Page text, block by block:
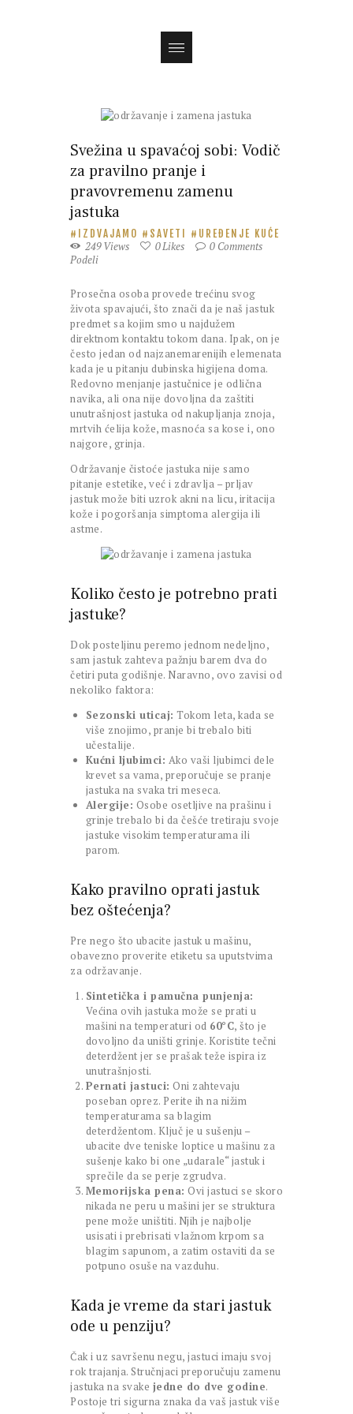
Svežina u spavaćoj sobi: Vodič
za pravilno pranje i
pravovremenu zamenu
jastuka
IZDVAJAMO SAVETI UREĐENJE KUĆE
249Views 0Likes 0 Comments
Podeli
Prosečna osoba provede trećinu svog
života spavajući, što znači da je naš jastuk
predmet sa kojim smo u najdužem
direktnom kontaktu tokom dana. Ipak, on je
često jedan od najzanemarenijih elemenata
kada je u pitanju dubinska higijena doma.
Redovno menjanje jastučnice je odlična
navika, ali ona nije dovoljna da zaštiti
unutrašnjost jastuka od nakupljanja znoja,
mrtvih ćelija kože, masnoća sa kose i, ono
najgore, grinja.
Održavanje čistoće jastuka nije samo
pitanje estetike, već i zdravlja – prljav
jastuk može biti uzrok akni na licu, iritacija
kože i pogoršanja simptoma alergija ili
astme.
Koliko često je potrebno prati
jastuke?
Dok posteljinu peremo jednom nedeljno,
sam jastuk zahteva pažnju barem dva do
četiri puta godišnje. Naravno, ovo zavisi od
nekoliko faktora:
Sezonski uticaj: Tokom leta, kada se
više znojimo, pranje bi trebalo biti
učestalije.
Kućni ljubimci: Ako vaši ljubimci dele
krevet sa vama, preporučuje se pranje
jastuka na svaka tri meseca.
Alergije: Osobe osetljive na prašinu i
grinje trebalo bi da češće tretiraju svoje
jastuke visokim temperaturama ili
parom.
Kako pravilno oprati jastuk
bez oštećenja?
Pre nego što ubacite jastuk u mašinu,
obavezno proverite etiketu sa uputstvima
za održavanje.
Sintetička i pamučna punjenja:
Većina ovih jastuka može se prati u
mašini na temperaturi od 60°C, što je
dovoljno da uništi grinje. Koristite tečni
deterdžent jer se prašak teže ispira iz
unutrašnjosti.
Pernati jastuci: Oni zahtevaju
poseban oprez. Perite ih na nižim
temperaturama sa blagim
deterdžentom. Ključ je u sušenju –
ubacite dve teniske loptice u mašinu za
sušenje kako bi one „udarale“ jastuk i
sprečile da se perje zgrudva.
Memorijska pena: Ovi jastuci se skoro
nikada ne peru u mašini jer se struktura
pene može uništiti. Njih je najbolje
usisati i prebrisati vlažnom krpom sa
blagim sapunom, a zatim ostaviti da se
potpuno osuše na vazduhu.
Kada je vreme da stari jastuk
ode u penziju?
Čak i uz savršenu negu, jastuci imaju svoj
rok trajanja. Stručnjaci preporučuju zamenu
jastuka na svake jedne do dve godine.
Postoje tri sigurna znaka da vaš jastuk više